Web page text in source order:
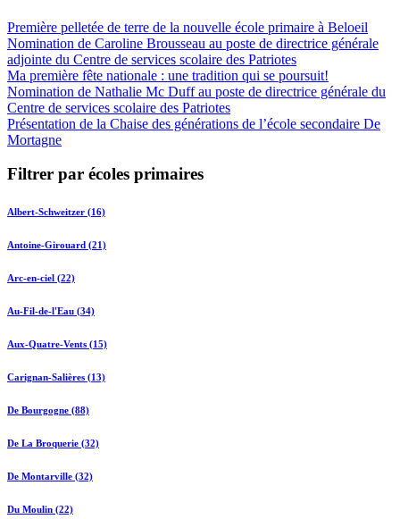
Première pelletée de terre de la nouvelle école primaire à Beloeil
Nomination de Caroline Brousseau au poste de directrice générale
adjointe du Centre de services scolaire des Patriotes
Ma première fête nationale : une tradition qui se poursuit!
Nomination de Nathalie Mc Duff au poste de directrice générale du
Centre de services scolaire des Patriotes
Présentation de la Chaise des générations de l’école secondaire De
Mortagne
Filtrer par écoles primaires
Albert-Schweitzer (16)
Antoine-Girouard (21)
Arc-en-ciel (22)
Au-Fil-de-l'Eau (34)
Aux-Quatre-Vents (15)
Carignan-Salières (13)
De Bourgogne (88)
De La Broquerie (32)
De Montarville (32)
Du Moulin (22)